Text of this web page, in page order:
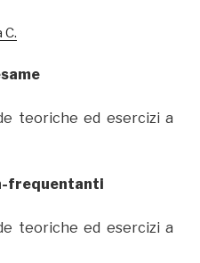
C.
teoriche ed esercizi a
frequentanti
teoriche ed esercizi a